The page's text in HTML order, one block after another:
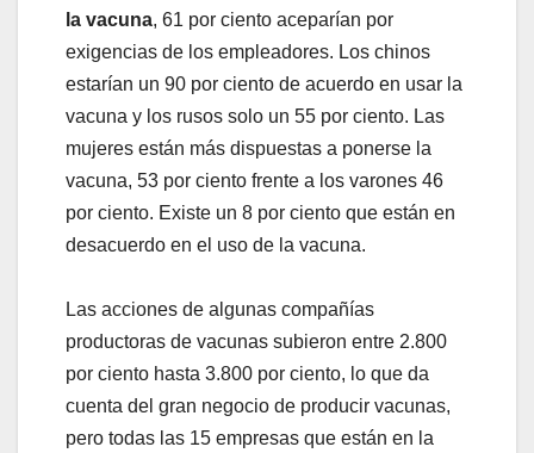
la vacuna, 61 por ciento aceparían por
exigencias de los empleadores. Los chinos
estarían un 90 por ciento de acuerdo en usar la
vacuna y los rusos solo un 55 por ciento. Las
mujeres están más dispuestas a ponerse la
vacuna, 53 por ciento frente a los varones 46
por ciento. Existe un 8 por ciento que están en
desacuerdo en el uso de la vacuna.
Las acciones de algunas compañías
productoras de vacunas subieron entre 2.800
por ciento hasta 3.800 por ciento, lo que da
cuenta del gran negocio de producir vacunas,
pero todas las 15 empresas que están en la